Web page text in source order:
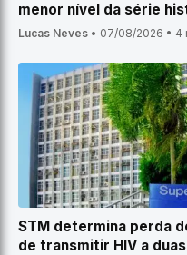
menor nível da série
Lucas Neves • 07/08/2026 • 4
STM determina perda
de transmitir HIV a